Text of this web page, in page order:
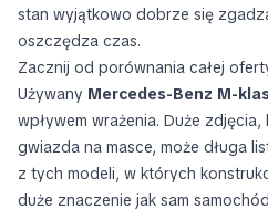
stan wyjątkowo dobrze się
oszczędza czas.
Zacznij od porównania całej
Używany Mercedes-Benz M-
wpływem wrażenia. Duże
gwiazda na masce, może długa
z tych modeli, w których
duże znaczenie jak sam